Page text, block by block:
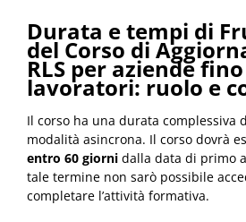
Durata e tempi di
del Corso di
RLS per aziende
lavoratori: ruolo e
Il corso ha una durata complessiva
modalità asincrona. Il corso dovrà
entro 60 giorni dalla data di primo
tale termine non sarò possibile
completare l’attività formativa.